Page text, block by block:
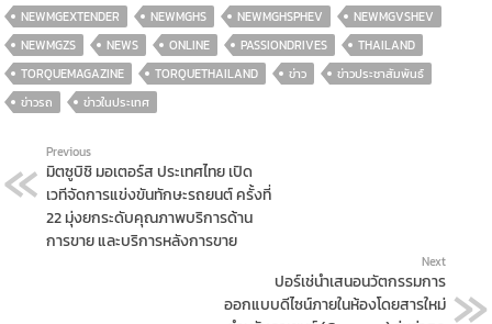
NEWMGEXTENDER
NEWMGHS NEWMGHSPHEV
NEWMGVSHEV
NEWMGZS
NEWS ONLINE PASSIONDRIVES
THAILAND
TORQUEMAGAZINE
TORQUETHAILAND ข่าว
ข่าวประชาสัมพันธ์
ข่าวรถ
ข่าวในประเทศ
Previous
มิตซูบิชิ มอเตอร์ส ประเทศไทย เปิด
เวทีจัดการแข่งขันทักษะรถยนต์ ครั้งที่
22 มุ่งยกระดับคุณภาพบริการด้าน
การขาย และบริการหลังการขาย
Next
ปอร์เช่นำเสนอนวัตกรรมการ
ออกแบบดีไซน์ภายในห้องโดยสารใหม่